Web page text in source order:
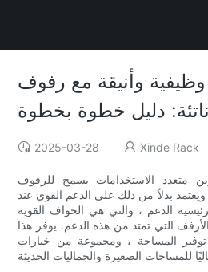
وأنيقة مع رفوف
ناتئة: دليل خطوة بخطوة
2025-03-28 Xinde Rack
متعدد الاستخدامات يسمح للرفوف
ويعتمد بدلاً من ذلك على الدعم القوي عند
الدعم ، والتي هي الحواف القوية
التي تمتد من هذه الدعم. يوفر هذا
توفير المساحة ، ومجموعة من خيارات